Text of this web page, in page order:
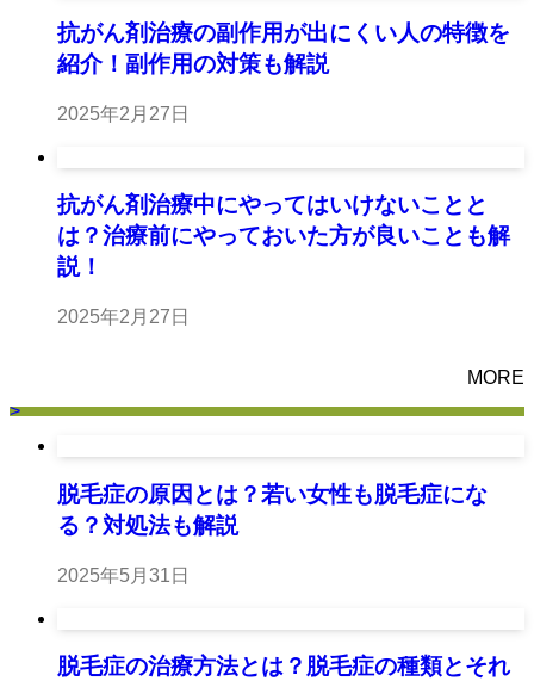
抗がん剤治療の副作用が出にくい人の特徴を
紹介！副作用の対策も解説
2025年2月27日
抗がん剤治療中にやってはいけないことと
は？治療前にやっておいた方が良いことも解
説！
2025年2月27日
MORE
>
脱毛症の原因とは？若い女性も脱毛症にな
る？対処法も解説
2025年5月31日
脱毛症の治療方法とは？脱毛症の種類とそれ